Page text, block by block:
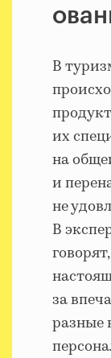
В
их
на
и
не
В
за
разные